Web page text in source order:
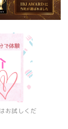
お試しくだ